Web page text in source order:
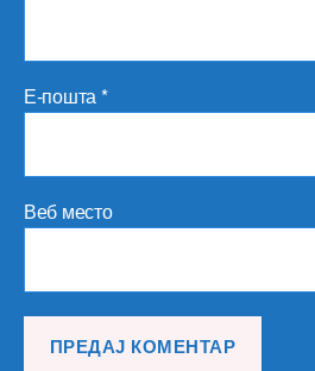
Е-пошта *
Веб место